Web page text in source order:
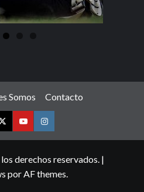
Somos Contacto
derechos reservados. |
por AF themes.